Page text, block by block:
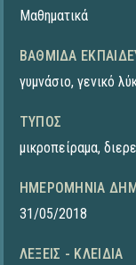
Μαθηματικά
ΒΑΘΜΊΔΑ
γυμνάσιο, γενικό
ΤΎΠΟΣ
μικροπείραμα,
ΗΜΕΡΟΜΗΝΊΑ
31/05/2018
ΛΈΞΕΙΣ - ΚΛΕΙΔΙΆ